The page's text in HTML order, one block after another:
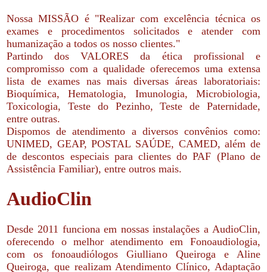
Nossa MISSÃO é "Realizar com excelência técnica os
exames e procedimentos solicitados e atender com
humanização a todos os nosso clientes."
Partindo dos VALORES da ética profissional e
compromisso com a qualidade oferecemos uma extensa
lista de exames nas mais diversas áreas laboratoriais:
Bioquímica, Hematologia, Imunologia, Microbiologia,
Toxicologia, Teste do Pezinho, Teste de Paternidade,
entre outras.
Dispomos de atendimento a diversos convênios como:
UNIMED, GEAP, POSTAL SAÚDE, CAMED, além de
de descontos especiais para clientes do PAF (Plano de
Assistência Familiar), entre outros mais.
AudioClin
Desde 2011 funciona em nossas instalações a AudioClin,
oferecendo o melhor atendimento em Fonoaudiologia,
com os fonoaudiólogos Giulliano Queiroga e Aline
Queiroga, que realizam Atendimento Clínico, Adaptação